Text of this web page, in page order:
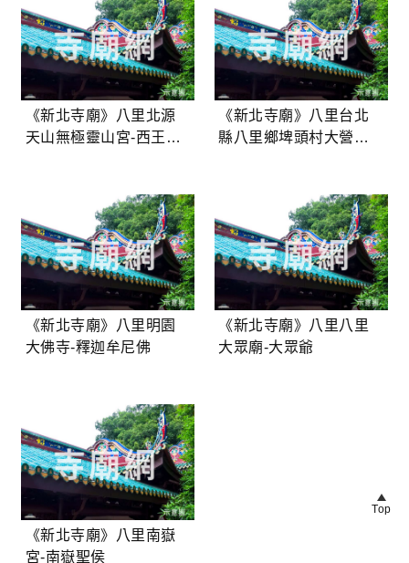
《新北寺廟》八里北源
天山無極靈山宮-西王瑤
《新北寺廟》八里台北
縣八里鄉埤頭村大營公
《新北寺廟》八里明園
大佛寺-釋迦牟尼佛
《新北寺廟》八里八里
大眾廟-大眾爺
《新北寺廟》八里南嶽
宮-南嶽聖侯
Top